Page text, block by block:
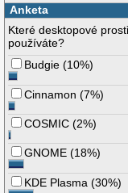
Anketa
Které desktopové
používáte?
Budgie (10%)
Cinnamon (7%)
COSMIC (2%)
GNOME (18%)
KDE Plasma (30%)